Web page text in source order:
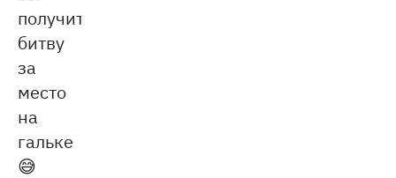
получите
битву
за
место
на
гальке
😅